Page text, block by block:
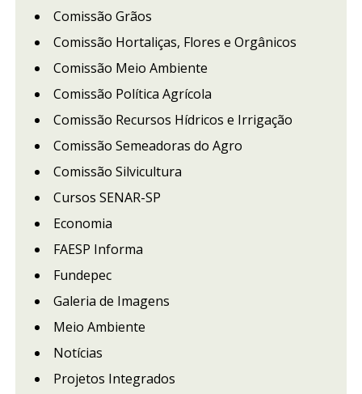
Comissão Grãos
Comissão Hortaliças, Flores e Orgânicos
Comissão Meio Ambiente
Comissão Política Agrícola
Comissão Recursos Hídricos e Irrigação
Comissão Semeadoras do Agro
Comissão Silvicultura
Cursos SENAR-SP
Economia
FAESP Informa
Fundepec
Galeria de Imagens
Meio Ambiente
Notícias
Projetos Integrados